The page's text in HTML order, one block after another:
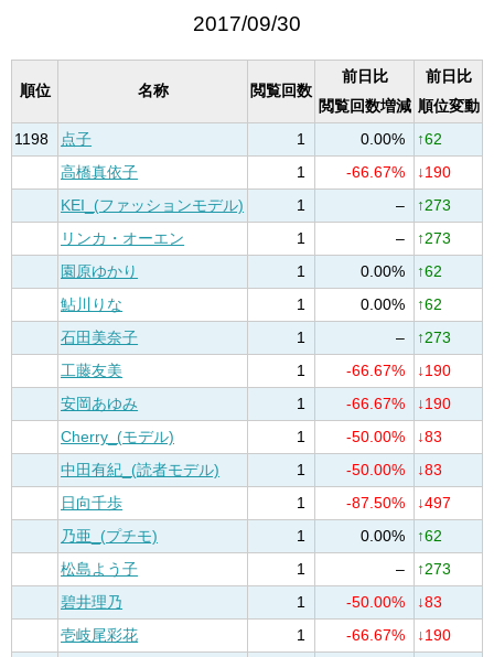
2017/09/30
順位 名称 閲覧回数
前日比
閲覧回数増減
前日比
順位変動
1198
点子 1 0.00%
↑62
高橋真依子
1 -66.67%
↓190
KEI_(ファッションモデル)
1 –
↑273
リンカ・オーエン
1 –
↑273
園原ゆかり
1 0.00%
↑62
鮎川りな
1 0.00%
↑62
石田美奈子
1 –
↑273
工藤友美
1 -66.67%
↓190
安岡あゆみ
1 -66.67%
↓190
Cherry_(モデル)
1 -50.00%
↓83
中田有紀_(読者モデル)
1 -50.00%
↓83
日向千歩
1 -87.50%
↓497
乃亜_(プチモ)
1 0.00%
↑62
松島よう子
1 –
↑273
碧井理乃
1 -50.00%
↓83
壱岐尾彩花
1 -66.67%
↓190